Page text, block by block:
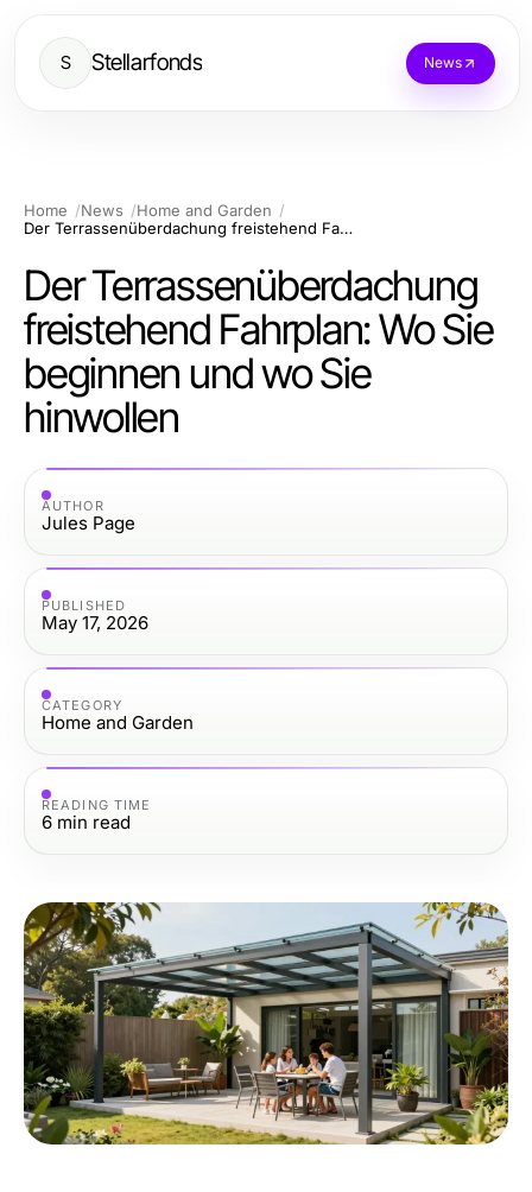
S Stellarfonds News
Home News
Home and Garden
Der Terrassenüberdachung freistehend Fahrplan: Wo Sie beginnen und wo Sie hinwollen
Der Terrassenüberdachung
freistehend Fahrplan: Wo Sie
beginnen und wo Sie
hinwollen
AUTHOR
Jules Page
PUBLISHED
May 17, 2026
CATEGORY
Home and Garden
READING TIME
6 min read